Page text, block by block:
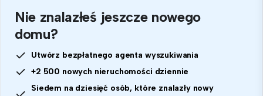
Nie znalazłeś jeszcze nowego
domu?
Utwórz bezpłatnego agenta wyszukiwania
+2 500 nowych nieruchomości dziennie
Siedem na dziesięć osób, które znalazły nowy